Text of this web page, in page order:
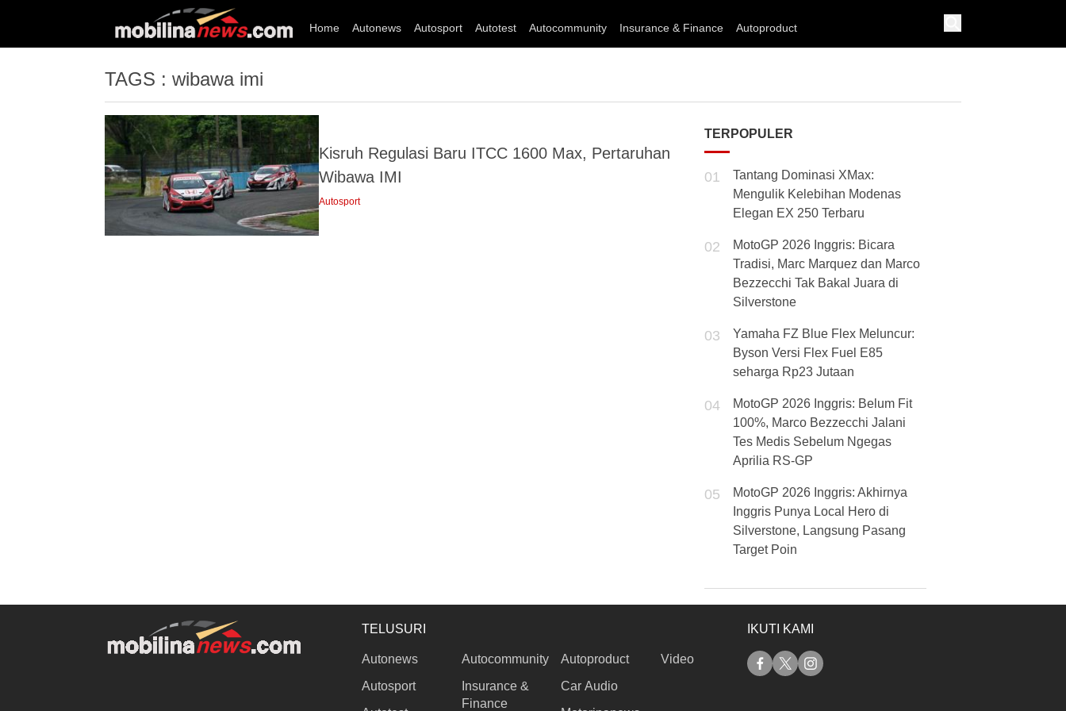
Home Autonews Autosport Autotest Autocommunity Insurance & Finance Autoproduct
TAGS : wibawa imi
Kisruh Regulasi Baru ITCC 1600 Max, Pertaruhan
Wibawa IMI
Autosport
TERPOPULER
01
Tantang Dominasi XMax:
Mengulik Kelebihan Modenas
Elegan EX 250 Terbaru
02
MotoGP 2026 Inggris: Bicara
Tradisi, Marc Marquez dan Marco
Bezzecchi Tak Bakal Juara di
Silverstone
03
Yamaha FZ Blue Flex Meluncur:
Byson Versi Flex Fuel E85
seharga Rp23 Jutaan
04
MotoGP 2026 Inggris: Belum Fit
100%, Marco Bezzecchi Jalani
Tes Medis Sebelum Ngegas
Aprilia RS-GP
05
MotoGP 2026 Inggris: Akhirnya
Inggris Punya Local Hero di
Silverstone, Langsung Pasang
Target Poin
TELUSURI
Autonews
Autosport
Autocommunity
Insurance &
Finance
Autoproduct
Car Audio
Video
IKUTI KAMI